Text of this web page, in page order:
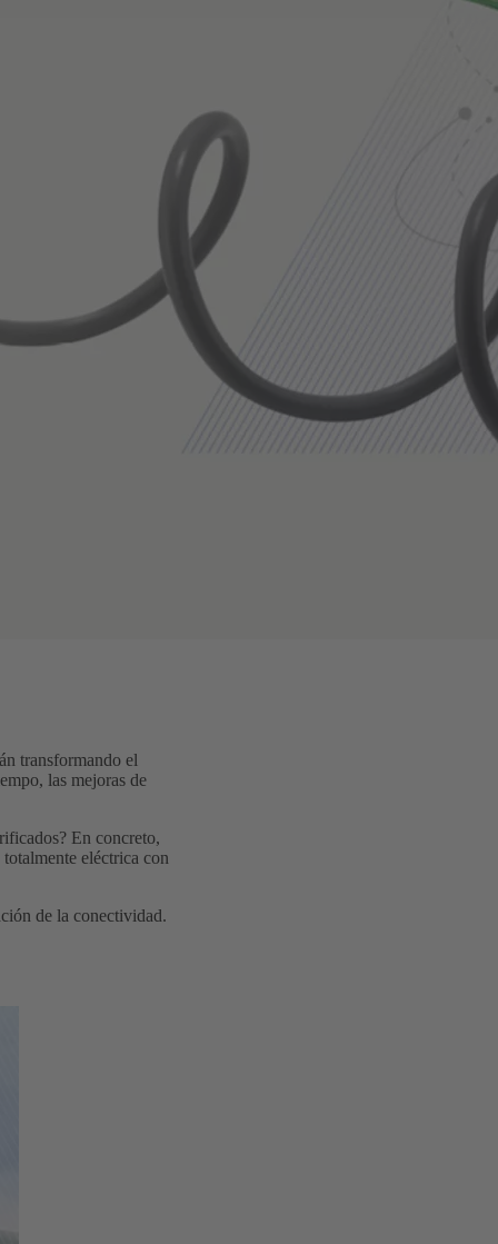
transformando el
las mejoras de
En concreto,
eléctrica con
de la conectividad.